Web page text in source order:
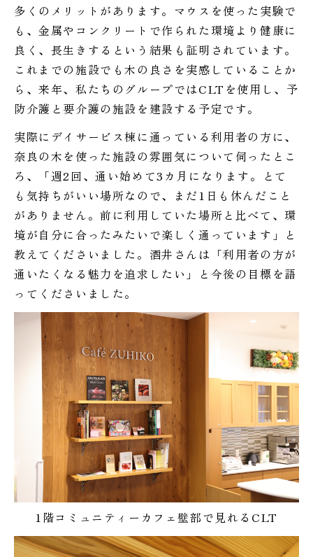
多くのメリットがあります。マウスを使った実験で
も、金属やコンクリートで作られた環境より健康に
良く、長生きするという結果も証明されています。
これまでの施設でも木の良さを実感していることか
ら、来年、私たちのグループではCLTを使用し、予
防介護と要介護の施設を建設する予定です。
実際にデイサービス棟に通っている利用者の方に、
奈良の木を使った施設の雰囲気について伺ったとこ
ろ、「週2回、通い始めて3カ月になります。とて
も気持ちがいい場所なので、まだ1日も休んだこと
がありません。前に利用していた場所と比べて、環
境が自分に合ったみたいで楽しく通っています」と
教えてくださいました。酒井さんは「利用者の方が
通いたくなる魅力を追求したい」と今後の目標を語
ってくださいました。
1階コミュニティーカフェ壁部で見れるCLT